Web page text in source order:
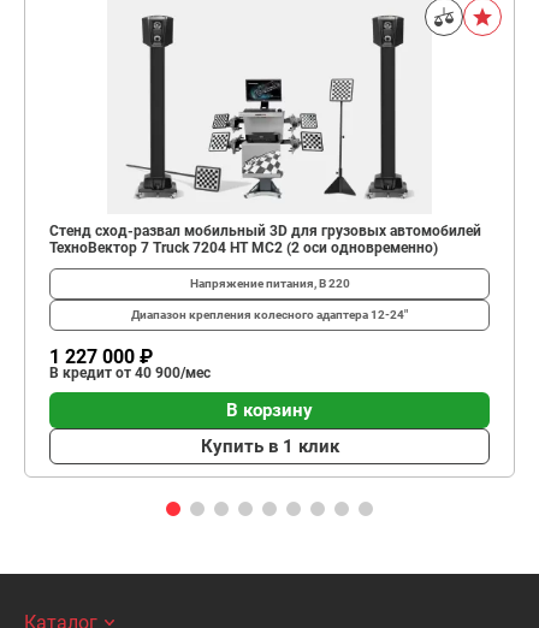
Стенд сход-развал мобильный 3D для грузовых автомобилей
ТехноВектор 7 Truck 7204 HT MC2 (2 оси одновременно)
Напряжение питания, В220
Диапазон крепления колесного адаптера12-24"
1 227 000 ₽
В кредит от 40 900/мес
В корзину
Купить в 1 клик
Каталог